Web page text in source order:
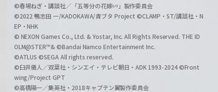
©春場ねぎ・講談社／「五等分の花嫁∽」製作委員会
©2022 鴨志田 一/KADOKAWA/青ブタ Project ©CLAMP・ST/講談社・N
EP・NHK
© NEXON Games Co., Ltd. & Yostar, Inc. All Rights Reserved. THE ID
OLM@STER™& ©Bandai Namco Entertainment Inc.
©ATLUS ©SEGA All rights reserved.
©臼井儀人／双葉社・シンエイ・テレビ朝日・ADK 1993-2024 ©Front
wing/Project GPT
©高橋陽一／集英社・2018キャプテン翼製作委員会